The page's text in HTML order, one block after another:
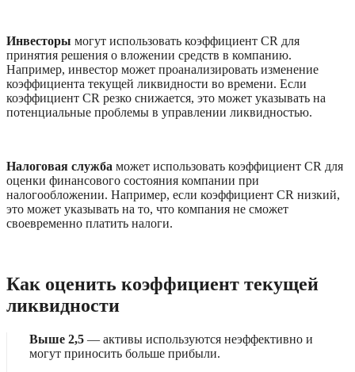
Инвесторы могут использовать коэффициент CR для
принятия решения о вложении средств в компанию.
Например, инвестор может проанализировать изменение
коэффициента текущей ликвидности во времени. Если
коэффициент CR резко снижается, это может указывать на
потенциальные проблемы в управлении ликвидностью.
Налоговая служба может использовать коэффициент CR для
оценки финансового состояния компании при
налогообложении. Например, если коэффициент CR низкий,
это может указывать на то, что компания не сможет
своевременно платить налоги.
Как оценить коэффициент текущей
ликвидности
Выше 2,5 — активы используются неэффективно и
могут приносить больше прибыли.